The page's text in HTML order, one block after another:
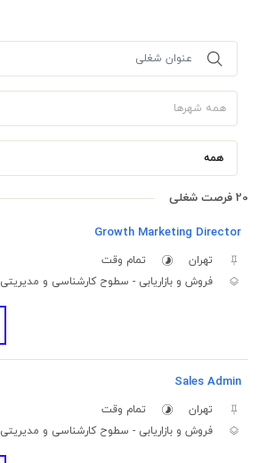
همه شهرها
همه
20 فرصت شغلی
Growth Marketing Director
تهران
تمام وقت
فروش و بازاریابی - سطوح کارشناسی و مدیریتی
Sales Admin
تهران
تمام وقت
فروش و بازاریابی - سطوح کارشناسی و مدیریتی